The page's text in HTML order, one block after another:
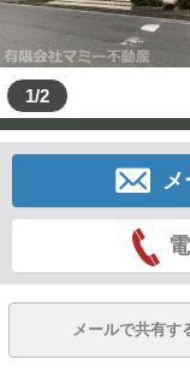
1/2
メールで共有す